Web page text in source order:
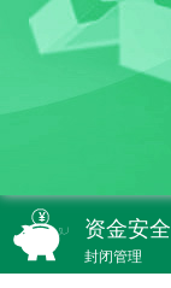
资金安全
封闭管理